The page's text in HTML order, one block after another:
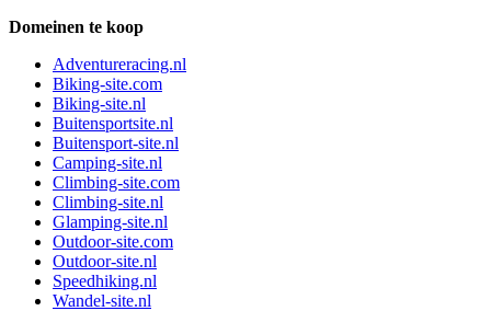
Domeinen te koop
Adventureracing.nl
Biking-site.com
Biking-site.nl
Buitensportsite.nl
Buitensport-site.nl
Camping-site.nl
Climbing-site.com
Climbing-site.nl
Glamping-site.nl
Outdoor-site.com
Outdoor-site.nl
Speedhiking.nl
Wandel-site.nl